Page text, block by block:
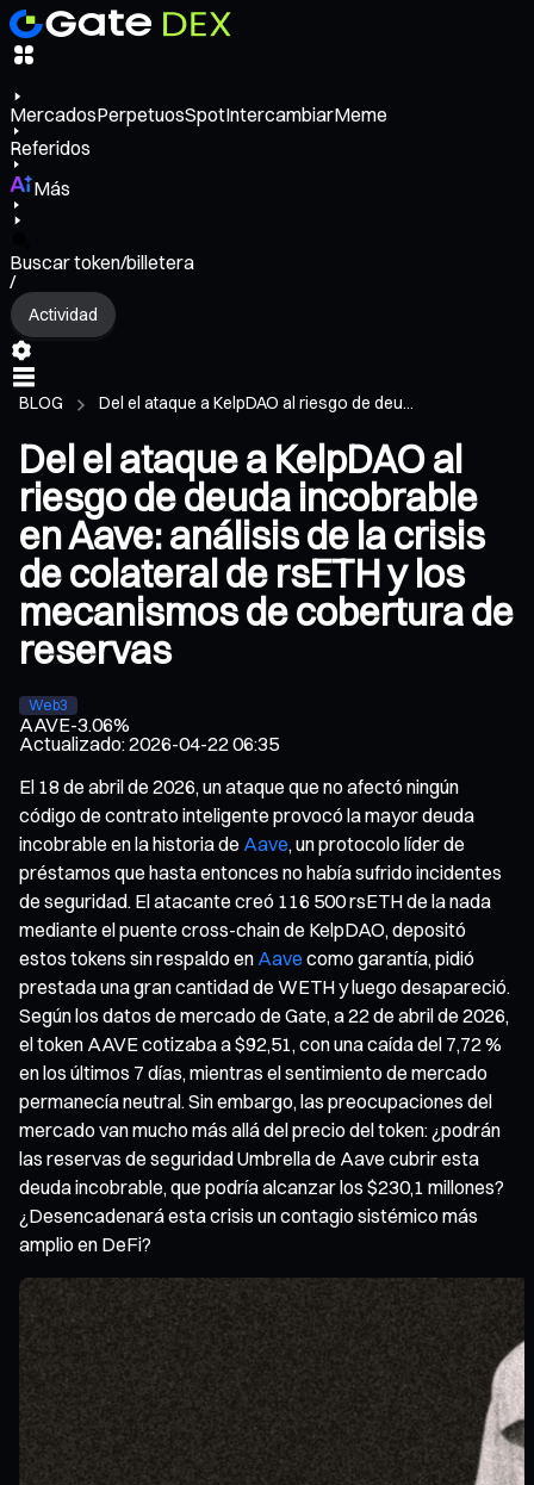
MercadosPerpetuosSpotIntercambiarMeme
Referidos
Más
Buscar token/billetera
/
Actividad
BLOG Del el ataque a KelpDAO al riesgo de deu...
Del el ataque a KelpDAO al
riesgo de deuda incobrable
en Aave: análisis de la crisis
de colateral de rsETH y los
mecanismos de cobertura de
reservas
Web3
AAVE-3.06%
Actualizado:2026-04-22 06:35
El 18 de abril de 2026, un ataque que no afectó ningún
código de contrato inteligente provocó la mayor deuda
incobrable en la historia de Aave, un protocolo líder de
préstamos que hasta entonces no había sufrido incidentes
de seguridad. El atacante creó 116 500 rsETH de la nada
mediante el puente cross-chain de KelpDAO, depositó
estos tokens sin respaldo en Aave como garantía, pidió
prestada una gran cantidad de WETH y luego desapareció.
Según los datos de mercado de Gate, a 22 de abril de 2026,
el token AAVE cotizaba a $92,51, con una caída del 7,72 %
en los últimos 7 días, mientras el sentimiento de mercado
permanecía neutral. Sin embargo, las preocupaciones del
mercado van mucho más allá del precio del token: ¿podrán
las reservas de seguridad Umbrella de Aave cubrir esta
deuda incobrable, que podría alcanzar los $230,1 millones?
¿Desencadenará esta crisis un contagio sistémico más
amplio en DeFi?